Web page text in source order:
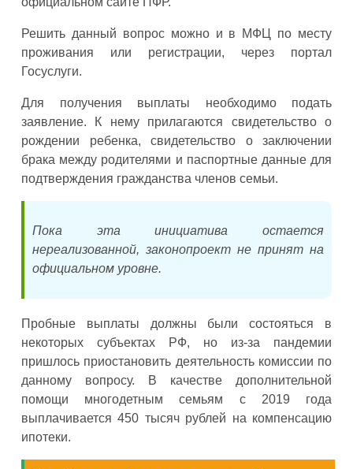
Решить данный вопрос можно и в МФЦ по месту
проживания или регистрации, через портал
Госуслуги.
Для получения выплаты необходимо подать
заявление. К нему прилагаются свидетельство о
рождении ребенка, свидетельство о заключении
брака между родителями и паспортные данные для
подтверждения гражданства членов семьи.
Пока эта инициатива остается
нереализованной, законопроект не принят на
официальном уровне.
Пробные выплаты должны были состояться в
некоторых субъектах РФ, но из-за пандемии
пришлось приостановить деятельность комиссии по
данному вопросу. В качестве дополнительной
помощи многодетным семьям с 2019 года
выплачивается 450 тысяч рублей на компенсацию
ипотеки.